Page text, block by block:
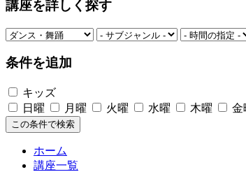
講座を詳しく探す
条件を追加
キッズ
日曜
月曜 火曜 水曜 木曜 金
この条件で検索
ホーム
講座一覧